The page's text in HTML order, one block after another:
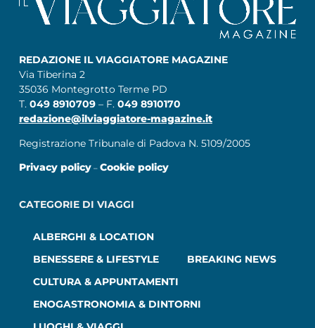
REDAZIONE IL VIAGGIATORE MAGAZINE
Via Tiberina 2
35036 Montegrotto Terme PD
T. 049 8910709 – F. 049 8910170
redazione@ilviaggiatore-magazine.it
Registrazione Tribunale di Padova N. 5109/2005
Privacy policy– Cookie policy
CATEGORIE DI VIAGGI
ALBERGHI & LOCATION
BENESSERE & LIFESTYLE
BREAKING NEWS
CULTURA & APPUNTAMENTI
ENOGASTRONOMIA & DINTORNI